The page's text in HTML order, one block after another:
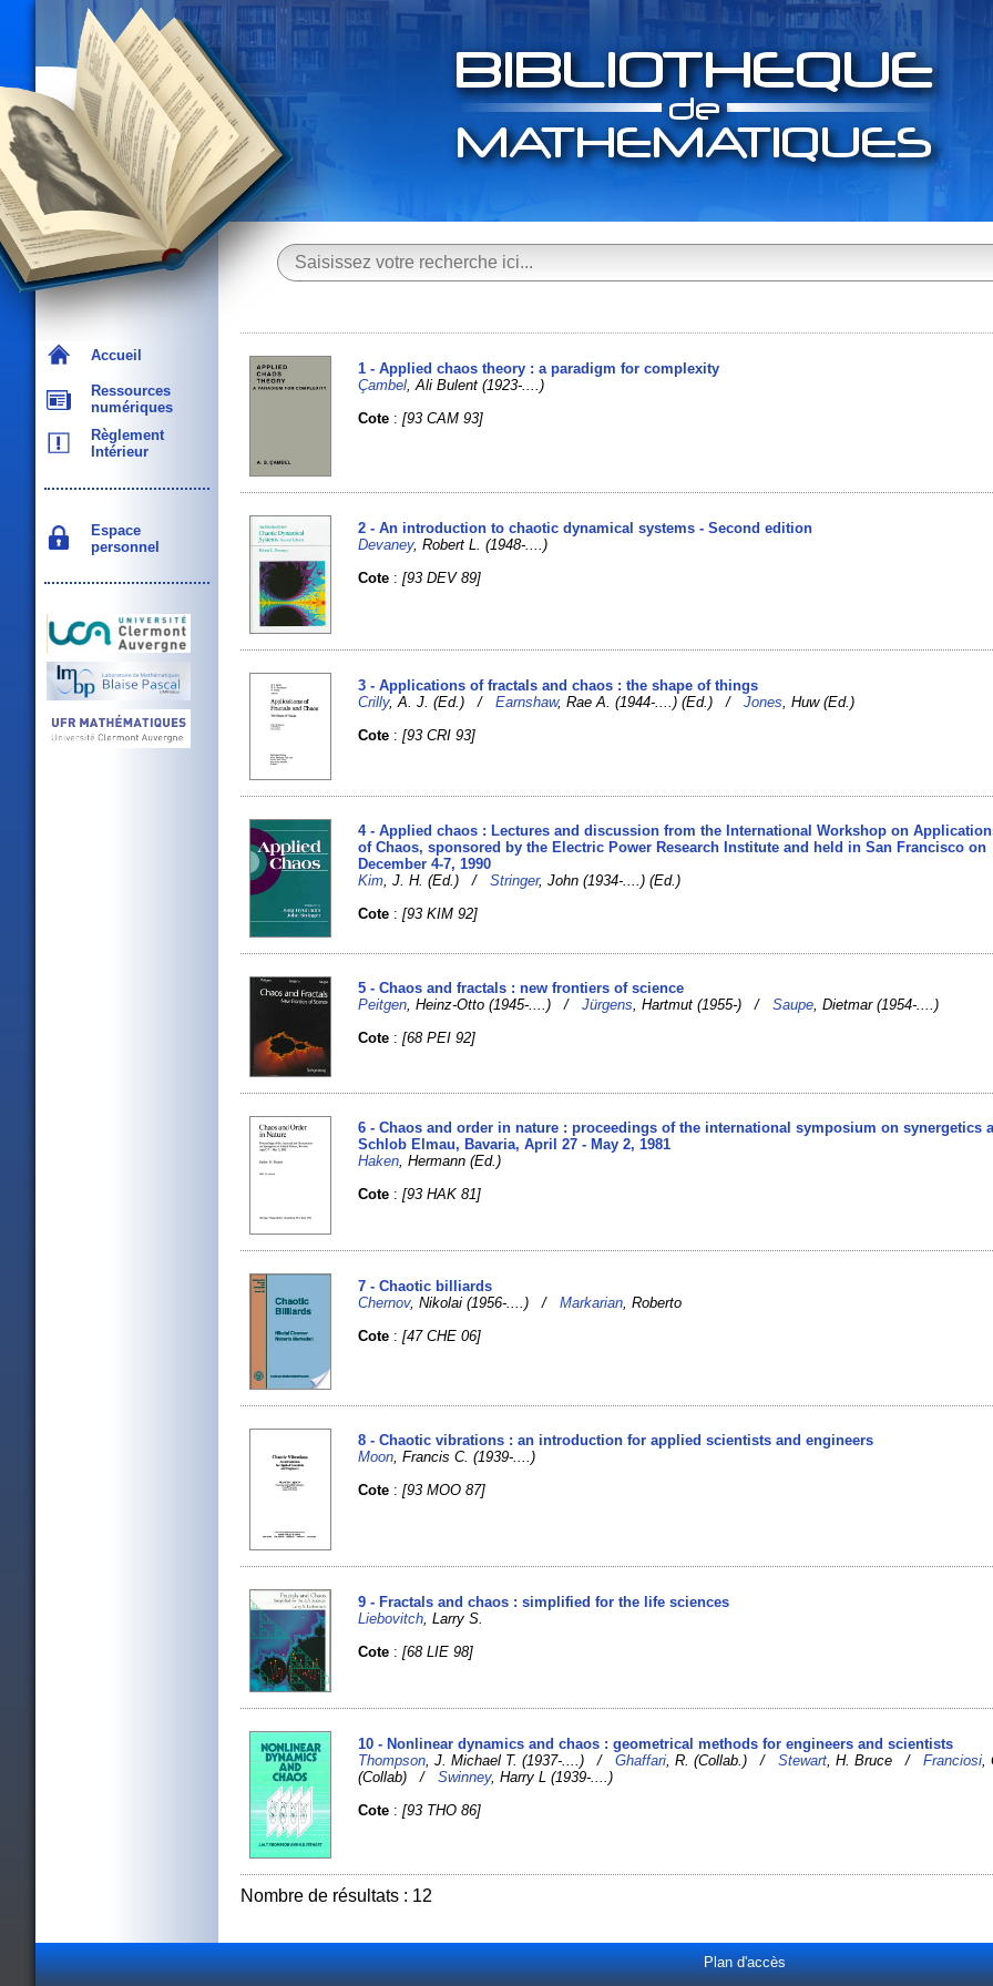
Accueil
Ressources
numériques
Règlement
Intérieur
Espace
personnel
1 - Applied chaos theory : a paradigm for complexity
Çambel , Ali Bulent (1923-....)
Cote :[93 CAM 93]
2 - An introduction to chaotic dynamical systems - Second edition
Devaney, Robert L. (1948-....)
Cote :[93 DEV 89]
3 - Applications of fractals and chaos : the shape of things
Crilly, A. J. (Ed.) /Earnshaw, Rae A. (1944-....) (Ed.) /Jones , Huw (Ed.)
Cote :[93 CRI 93]
4 - Applied chaos : Lectures and discussion from the International Workshop on
of Chaos, sponsored by the Electric Power Research Institute and held in San Francisco on
December 4-7, 1990
Kim, J. H. (Ed.) /Stringer, John (1934-....) (Ed.)
Cote :[93 KIM 92]
5 - Chaos and fractals : new frontiers of science
Peitgen, Heinz-Otto (1945-....) /Jürgens, Hartmut (1955-) /Saupe, Dietmar (1954-....)
Cote :[68 PEI 92]
6 - Chaos and order in nature : proceedings of the international symposium on synergetics
Schlob Elmau, Bavaria, April 27 - May 2, 1981
Haken, Hermann (Ed.)
Cote :[93 HAK 81]
7 - Chaotic billiards
Chernov, Nikolai (1956-....) /Markarian, Roberto
Cote :[47 CHE 06]
8 - Chaotic vibrations : an introduction for applied scientists and engineers
Moon, Francis C. (1939-....)
Cote :[93 MOO 87]
9 - Fractals and chaos : simplified for the life sciences
Liebovitch , Larry S.
Cote :[68 LIE 98]
10 - Nonlinear dynamics and chaos : geometrical methods for engineers and scientists
Thompson, J. Michael T. (1937-....) /Ghaffari, R. (Collab.) /Stewart, H. Bruce /Franciosi,
(Collab) /Swinney, Harry L (1939-....)
Cote :[93 THO 86]
Nombre de résultats : 12
Plan d'accès